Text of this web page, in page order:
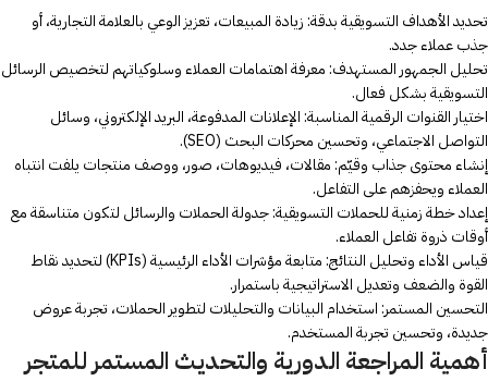
تحديد الأهداف التسويقية بدقة: زيادة المبيعات، تعزيز الوعي بالعلامة التجارية، أو
جذب عملاء جدد.
تحليل الجمهور المستهدف: معرفة اهتمامات العملاء وسلوكياتهم لتخصيص الرسائل
التسويقية بشكل فعال.
اختيار القنوات الرقمية المناسبة: الإعلانات المدفوعة، البريد الإلكتروني، وسائل
التواصل الاجتماعي، وتحسين محركات البحث (SEO).
إنشاء محتوى جذاب وقيّم: مقالات، فيديوهات، صور، ووصف منتجات يلفت انتباه
العملاء ويحفزهم على التفاعل.
إعداد خطة زمنية للحملات التسويقية: جدولة الحملات والرسائل لتكون متناسقة مع
أوقات ذروة تفاعل العملاء.
قياس الأداء وتحليل النتائج: متابعة مؤشرات الأداء الرئيسية (KPIs) لتحديد نقاط
القوة والضعف وتعديل الاستراتيجية باستمرار.
التحسين المستمر: استخدام البيانات والتحليلات لتطوير الحملات، تجربة عروض
جديدة، وتحسين تجربة المستخدم.
أهمية المراجعة الدورية والتحديث المستمر للمتجر